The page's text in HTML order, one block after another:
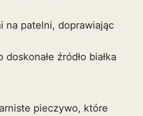
na patelni, doprawiając
źródło białka
pieczywo, które